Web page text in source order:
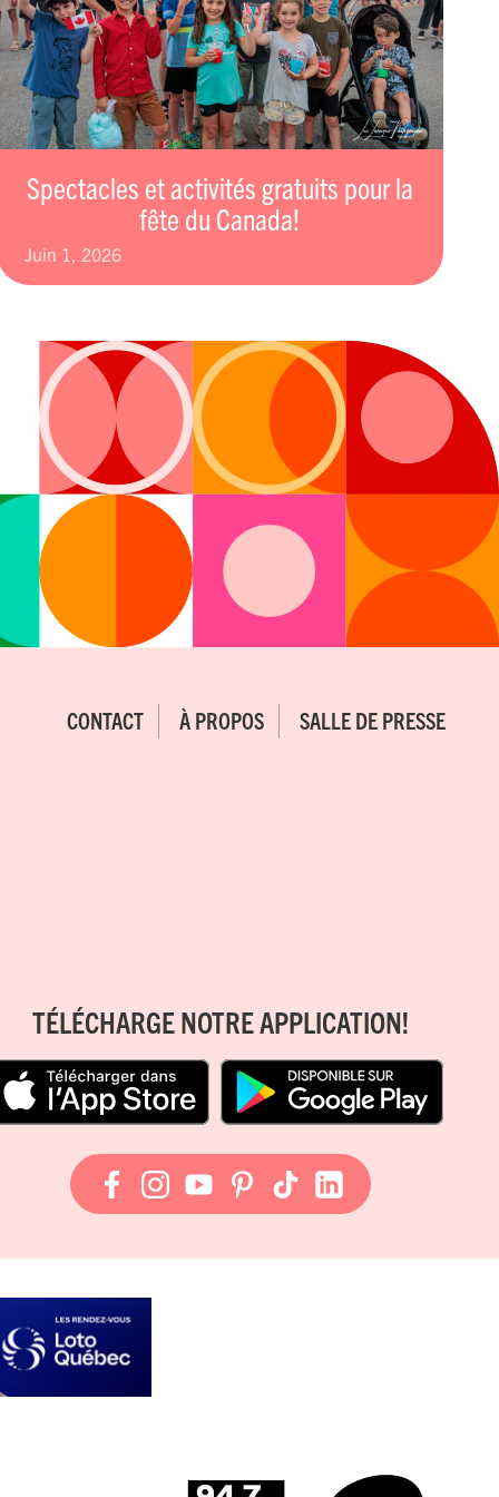
Spectacles et activités gratuits pour la
fête du Canada!
juin 1, 2026
CONTACT À PROPOS SALLE DE PRESSE
TÉLÉCHARGE NOTRE APPLICATION!